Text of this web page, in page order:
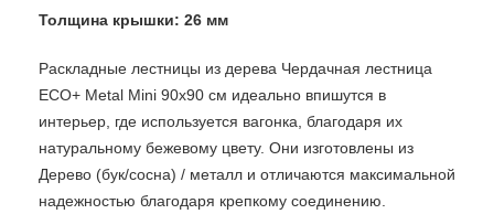
Толщина крышки: 26 мм
Раскладные лестницы из дерева Чердачная лестница
ECO+ Metal Mini 90х90 см идеально впишутся в
интерьер, где используется вагонка, благодаря их
натуральному бежевому цвету. Они изготовлены из
Дерево (бук/сосна) / металл и отличаются максимальной
надежностью благодаря крепкому соединению.